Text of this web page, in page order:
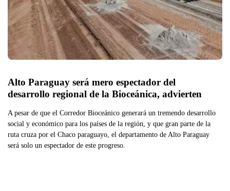
Alto Paraguay será mero espectador del
desarrollo regional de la Bioceánica, advierten
A pesar de que el Corredor Bioceánico generará un tremendo desarrollo
social y económico para los países de la región, y que gran parte de la
ruta cruza por el Chaco paraguayo, el departamento de Alto Paraguay
será solo un espectador de este progreso.